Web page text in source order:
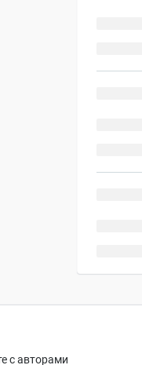
с авторами